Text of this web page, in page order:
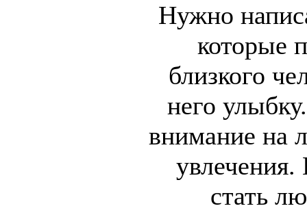
Нужно
которые
близкого
него
внимание на
стать